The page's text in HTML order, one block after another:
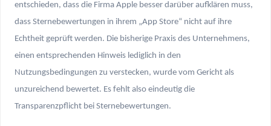
entschieden, dass die Firma Apple besser darüber aufklären muss,
dass Sternebewertungen in ihrem „App Store“ nicht auf ihre
Echtheit geprüft werden. Die bisherige Praxis des Unternehmens,
einen entsprechenden Hinweis lediglich in den
Nutzungsbedingungen zu verstecken, wurde vom Gericht als
unzureichend bewertet. Es fehlt also eindeutig die
Transparenzpflicht bei Sternebewertungen.